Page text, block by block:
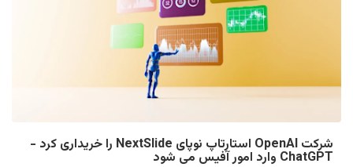
شرکت OpenAI استارتاپ نوپای NextSlide را خریداری کرد -
ChatGPT وارد امور آفیس می شود